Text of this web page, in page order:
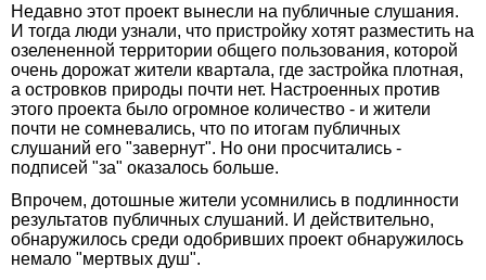
Недавно этот проект вынесли на публичные слушания.
И тогда люди узнали, что пристройку хотят разместить на
озелененной территории общего пользования, которой
очень дорожат жители квартала, где застройка плотная,
а островков природы почти нет. Настроенных против
этого проекта было огромное количество - и жители
почти не сомневались, что по итогам публичных
слушаний его "завернут". Но они просчитались -
подписей "за" оказалось больше.
Впрочем, дотошные жители усомнились в подлинности
результатов публичных слушаний. И действительно,
обнаружилось среди одобривших проект обнаружилось
немало "мертвых душ".